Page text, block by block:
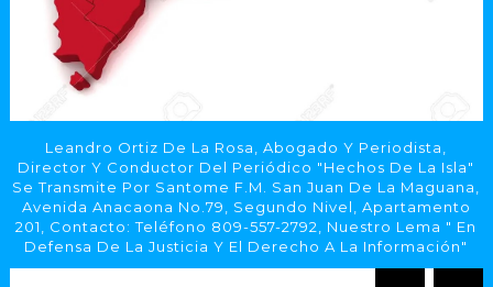
Leandro Ortiz De La Rosa, Abogado Y Periodista,
Director Y Conductor Del Periódico "Hechos De La Isla"
Se Transmite Por Santome F.M. San Juan De La Maguana,
Avenida Anacaona No.79, Segundo Nivel, Apartamento
201, Contacto: Teléfono 809-557-2792, Nuestro Lema " En
Defensa De La Justicia Y El Derecho A La Información"